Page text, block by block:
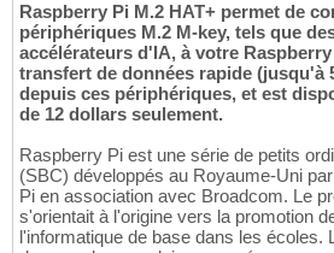
Raspberry Pi M.2 HAT+ permet de
périphériques M.2 M-key, tels que
accélérateurs d'IA, à votre
transfert de données rapide (jusqu'à
depuis ces périphériques, et est
de 12 dollars seulement.
Raspberry Pi est une série de petits
(SBC) développés au Royaume-Uni
Pi en association avec Broadcom. Le
s'orientait à l'origine vers la promotion
l'informatique de base dans les écoles.